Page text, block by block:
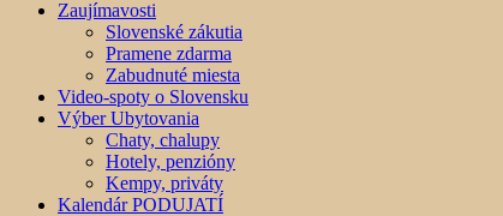
Zaujímavosti
Slovenské zákutia
Pramene zdarma
Zabudnuté miesta
Video-spoty o Slovensku
Výber Ubytovania
Chaty, chalupy
Hotely, penzióny
Kempy, priváty
Kalendár PODUJATÍ